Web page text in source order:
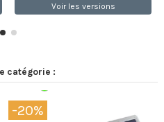
Voir les versions
catégorie :
-20%
Expédition 48/72h